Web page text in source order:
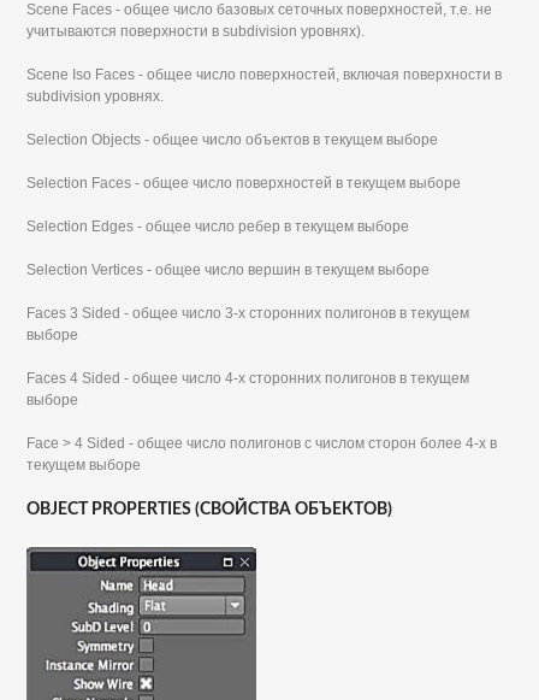
Scene Faces - общее число базовых сеточных поверхностей, т.е. не
учитываются поверхности в subdivision уровнях).
Scene Iso Faces - общее число поверхностей, включая поверхности в
subdivision уровнях.
Selection Objects - общее число объектов в текущем выборе
Selection Faces - общее число поверхностей в текущем выборе
Selection Edges - общее число ребер в текущем выборе
Selection Vertices - общее число вершин в текущем выборе
Faces 3 Sided - общее число 3-х сторонних полигонов в текущем
выборе
Faces 4 Sided - общее число 4-х сторонних полигонов в текущем
выборе
Face > 4 Sided - общее число полигонов с числом сторон более 4-х в
текущем выборе
OBJECT PROPERTIES (СВОЙСТВА ОБЪЕКТОВ)